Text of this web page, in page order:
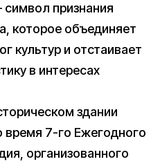
признания
которое объединяет
культур и отстаивает
в интересах
здании
время 7-го Ежегодного
организованного